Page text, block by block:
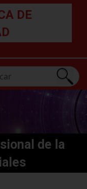
DE
de la